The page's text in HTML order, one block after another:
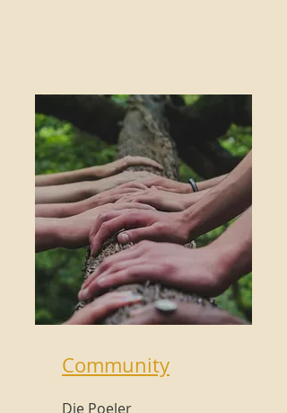
Community
Die Poeler